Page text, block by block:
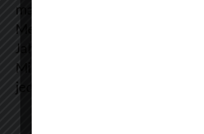
maßgeschneiderte Lösungen in
Mediengestaltung. Unsere
Jahren.
Mit unserem eigenen
jeder Hinsicht den "Turbo" ein.